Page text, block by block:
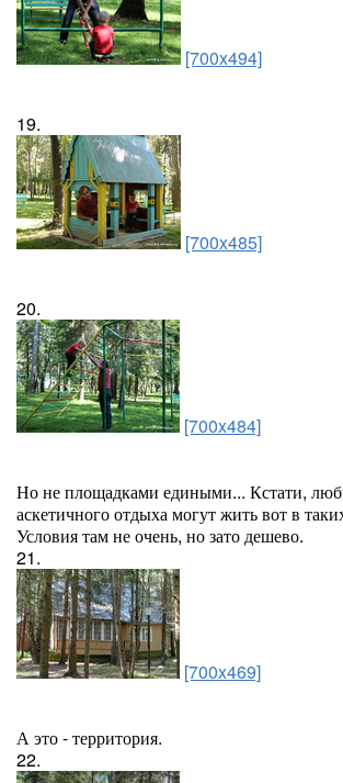
[700x494]
19.
[700x485]
20.
[700x484]
Но не площадками едиными... Кстати,
аскетичного отдыха могут жить вот в
Условия там не очень, но зато дешево.
21.
[700x469]
А это - территория.
22.